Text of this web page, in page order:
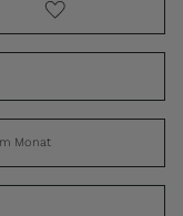
Monat